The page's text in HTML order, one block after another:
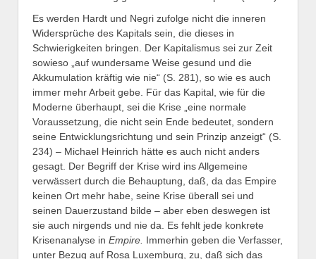
Es werden Hardt und Negri zufolge nicht die inneren
Widersprüche des Kapitals sein, die dieses in
Schwierigkeiten bringen. Der Kapitalismus sei zur Zeit
sowieso „auf wundersame Weise gesund und die
Akkumulation kräftig wie nie“ (S. 281), so wie es auch
immer mehr Arbeit gebe. Für das Kapital, wie für die
Moderne überhaupt, sei die Krise „eine normale
Voraussetzung, die nicht sein Ende bedeutet, sondern
seine Entwicklungsrichtung und sein Prinzip anzeigt“ (S.
234) – Michael Heinrich hätte es auch nicht anders
gesagt. Der Begriff der Krise wird ins Allgemeine
verwässert durch die Behauptung, daß, da das Empire
keinen Ort mehr habe, seine Krise überall sei und
seinen Dauerzustand bilde – aber eben deswegen ist
sie auch nirgends und nie da. Es fehlt jede konkrete
Krisenanalyse in Empire. Immerhin geben die Verfasser,
unter Bezug auf Rosa Luxemburg, zu, daß sich das